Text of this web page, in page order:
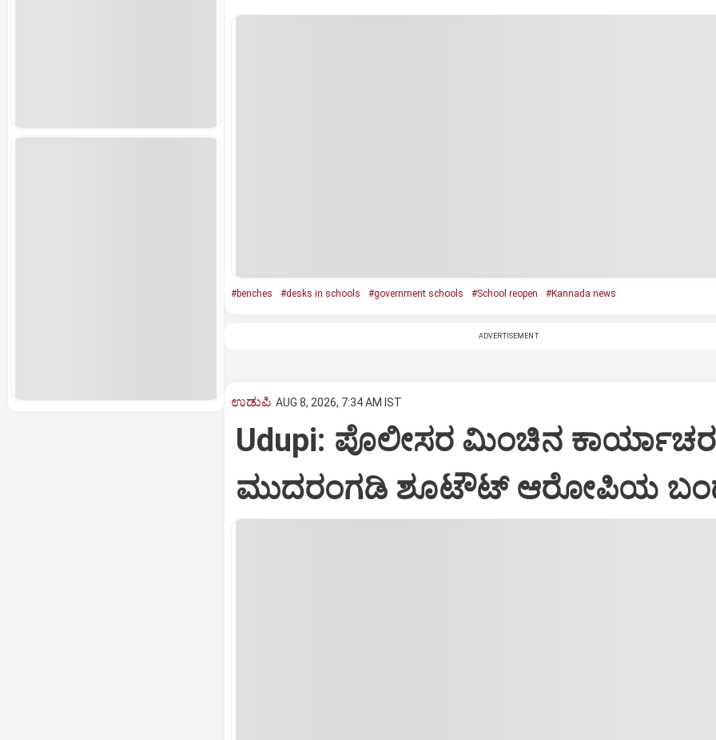
#benches #desks in schools #government schools #School reopen #Kannada news
ADVERTISEMENT
ಉಡುಪಿ AUG 8, 2026, 7:34 AM IST
Udupi: ಪೊಲೀಸರ ಮಿಂಚಿನ
ಮುದರಂಗಡಿ ಶೂಟೌಟ್‌ ಆರೋಪಿಯ